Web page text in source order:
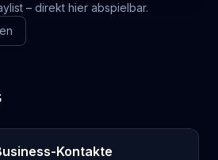
– direkt hier abspielbar.
Kontakte